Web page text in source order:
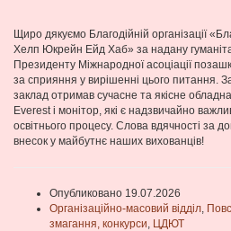
Щиро дякуємо Благодійній організації
Хелп Юкрейн Ейд Хаб» за надану
Президенту Міжнародної асоціації
за сприяння у вирішенні цього питання.
заклад отримав сучасне та якісне
Everest і монітор, які є надзвичайно
освітнього процесу. Слова вдячності за
внесок у майбутнє наших вихованців!
Опубликовано 19.07.2026
Організаційно-масовий відділ,
змагання, конкурси, ЦДЮТ